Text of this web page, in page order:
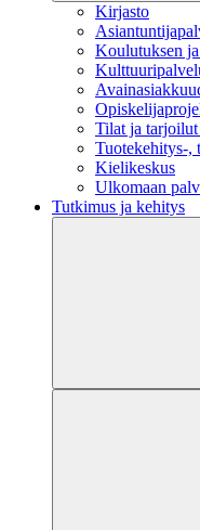
Kirjasto
Koulutuksen
Tilat ja tarjoilut
Tuotekehitys-,
Kielikeskus
Ulkomaan
Tutkimus ja kehitys